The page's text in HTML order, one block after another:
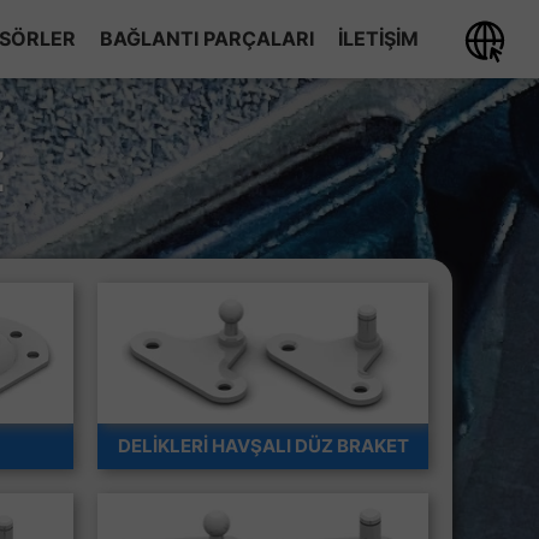
BAĞLANTI PARÇALARI
ÇATAL GRUBU
MAFSAL GRUBU
FREZELI MUYLU GRUBU
BRAKET GRUBU
ILETIŞIM
DELİKLERİ HAVŞALI DÜZ BRAKET